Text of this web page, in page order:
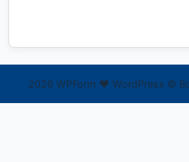
2026 WPForm ❤ WordPress ©